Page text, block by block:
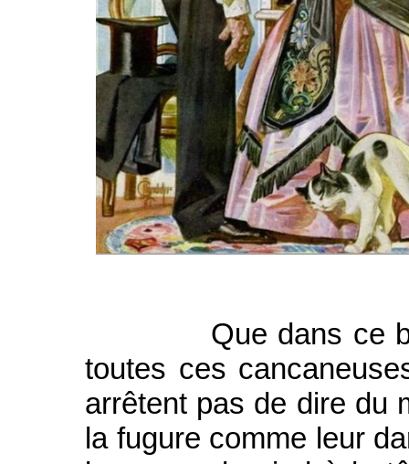
Que dans ce bal
toutes ces
arrêtent pas de dire du
la fugure comme leur